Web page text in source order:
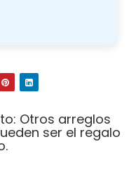
Otros arreglos
ser el regalo